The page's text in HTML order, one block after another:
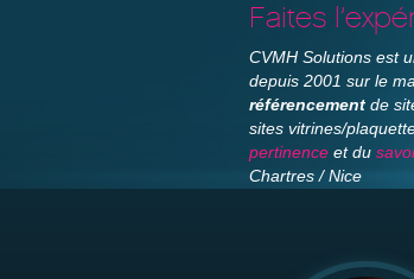
Faites
CVMH Solutions est
depuis 2001 sur le
référencement de
sites vitrines/
pertinence et du
Chartres / Nice